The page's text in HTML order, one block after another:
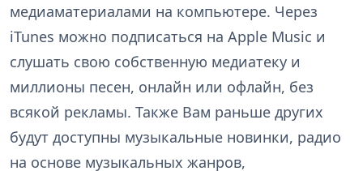
медиаматериалами на компьютере. Через
iTunes можно подписаться на Apple Music и
слушать свою собственную медиатеку и
миллионы песен, онлайн или офлайн, без
всякой рекламы. Также Вам раньше других
будут доступны музыкальные новинки, радио
на основе музыкальных жанров,